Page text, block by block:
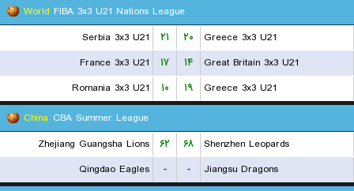
World FIBA 3x3 U21 Nations League
Serbia 3x3 U21
۲۱ ۲۰
Greece 3x3 U21
France 3x3 U21
۱۷ ۱۴
Great Britain 3x3 U21
Romania 3x3 U21
۱۰ ۱۹
Greece 3x3 U21
China CBA Summer League
Zhejiang Guangsha Lions
۶۲ ۶۸
Shenzhen Leopards
Qingdao Eagles
- -
Jiangsu Dragons